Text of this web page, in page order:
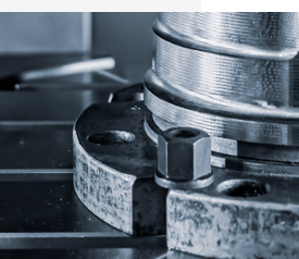
ル
航空宇宙産業の加工及び応用
グリーンエネルギー及び応用
自転車、電気自動車、自動車、
船舶部品加工
３Cハイテク産業、半導体部品
工作機械部品加工
医療産業
自動化部品加工
日用品製造分野
ンロード
示会
認証、各種受賞＆沿革
質保証
外代理拠点